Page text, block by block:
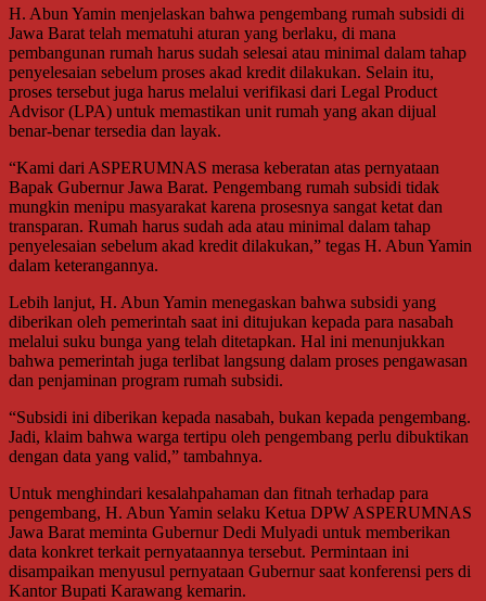
H. Abun Yamin menjelaskan bahwa pengembang rumah subsidi di
Jawa Barat telah mematuhi aturan yang berlaku, di mana
pembangunan rumah harus sudah selesai atau minimal dalam tahap
penyelesaian sebelum proses akad kredit dilakukan. Selain itu,
proses tersebut juga harus melalui verifikasi dari Legal Product
Advisor (LPA) untuk memastikan unit rumah yang akan dijual
benar-benar tersedia dan layak.
“Kami dari ASPERUMNAS merasa keberatan atas pernyataan
Bapak Gubernur Jawa Barat. Pengembang rumah subsidi tidak
mungkin menipu masyarakat karena prosesnya sangat ketat dan
transparan. Rumah harus sudah ada atau minimal dalam tahap
penyelesaian sebelum akad kredit dilakukan,” tegas H. Abun Yamin
dalam keterangannya.
Lebih lanjut, H. Abun Yamin menegaskan bahwa subsidi yang
diberikan oleh pemerintah saat ini ditujukan kepada para nasabah
melalui suku bunga yang telah ditetapkan. Hal ini menunjukkan
bahwa pemerintah juga terlibat langsung dalam proses pengawasan
dan penjaminan program rumah subsidi.
“Subsidi ini diberikan kepada nasabah, bukan kepada pengembang.
Jadi, klaim bahwa warga tertipu oleh pengembang perlu dibuktikan
dengan data yang valid,” tambahnya.
Untuk menghindari kesalahpahaman dan fitnah terhadap para
pengembang, H. Abun Yamin selaku Ketua DPW ASPERUMNAS
Jawa Barat meminta Gubernur Dedi Mulyadi untuk memberikan
data konkret terkait pernyataannya tersebut. Permintaan ini
disampaikan menyusul pernyataan Gubernur saat konferensi pers di
Kantor Bupati Karawang kemarin.